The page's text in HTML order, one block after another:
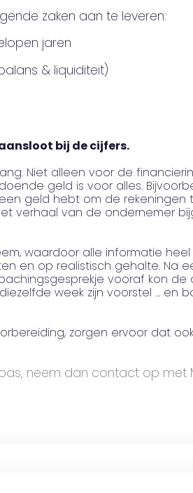
zaken aan te leveren:
jaren
& liquiditeit)
bij de cijfers.
Niet alleen voor de
geld is voor alles.
geld hebt om de rekeningen
verhaal van de ondernemer
waardoor alle informatie heel
en op realistisch gehalte. Na
vooraf kon
week zijn voorstel … en
zorgen ervoor dat
neem dan contact op met